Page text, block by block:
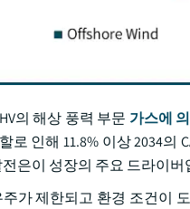
의 해상 풍력 부문 가스에
인해 11.8% 이상 2034
은이 성장의 주요 드라이버
가 제한되고 환경 조건이